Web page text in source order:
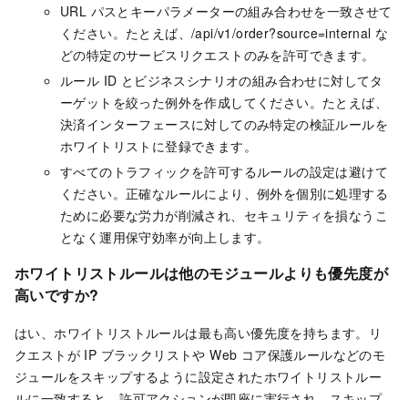
URL パスとキーパラメーターの組み合わせを一致させて
ください。たとえば、/api/v1/order?source=internal な
どの特定のサービスリクエストのみを許可できます。
ルール ID とビジネスシナリオの組み合わせに対してタ
ーゲットを絞った例外を作成してください。たとえば、
決済インターフェースに対してのみ特定の検証ルールを
ホワイトリストに登録できます。
すべてのトラフィックを許可するルールの設定は避けて
ください。正確なルールにより、例外を個別に処理する
ために必要な労力が削減され、セキュリティを損なうこ
となく運用保守効率が向上します。
ホワイトリストルールは他のモジュールよりも優先度が
高いですか?
はい、ホワイトリストルールは最も高い優先度を持ちます。リ
クエストが IP ブラックリストや Web コア保護ルールなどのモ
ジュールをスキップするように設定されたホワイトリストルー